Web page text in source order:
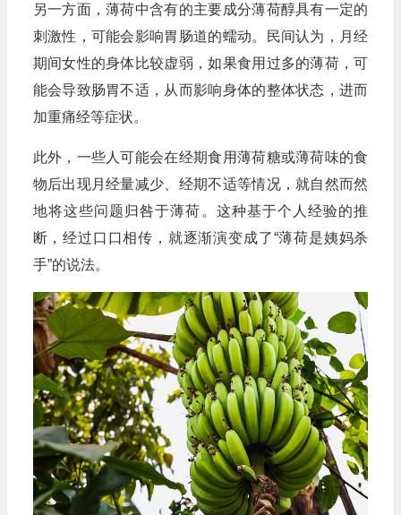
另一方面，薄荷中含有的主要成分薄荷醇具有一定的
刺激性，可能会影响胃肠道的蠕动。民间认为，月经
期间女性的身体比较虚弱，如果食用过多的薄荷，可
能会导致肠胃不适，从而影响身体的整体状态，进而
加重痛经等症状。
此外，一些人可能会在经期食用薄荷糖或薄荷味的食
物后出现月经量减少、经期不适等情况，就自然而然
地将这些问题归咎于薄荷。这种基于个人经验的推
断，经过口口相传，就逐渐演变成了“薄荷是姨妈杀
手”的说法。